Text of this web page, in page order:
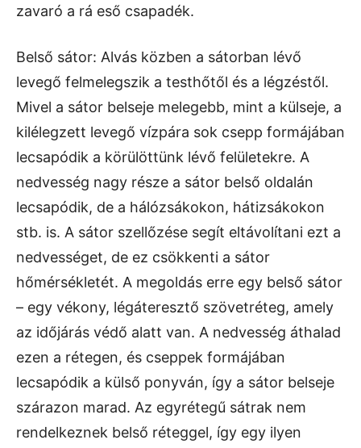
zavaró a rá eső csapadék.
Belső sátor: Alvás közben a sátorban lévő
levegő felmelegszik a testhőtől és a légzéstől.
Mivel a sátor belseje melegebb, mint a külseje, a
kilélegzett levegő vízpára sok csepp formájában
lecsapódik a körülöttünk lévő felületekre. A
nedvesség nagy része a sátor belső oldalán
lecsapódik, de a hálózsákokon, hátizsákokon
stb. is. A sátor szellőzése segít eltávolítani ezt a
nedvességet, de ez csökkenti a sátor
hőmérsékletét. A megoldás erre egy belső sátor
– egy vékony, légáteresztő szövetréteg, amely
az időjárás védő alatt van. A nedvesség áthalad
ezen a rétegen, és cseppek formájában
lecsapódik a külső ponyván, így a sátor belseje
szárazon marad. Az egyrétegű sátrak nem
rendelkeznek belső réteggel, így egy ilyen